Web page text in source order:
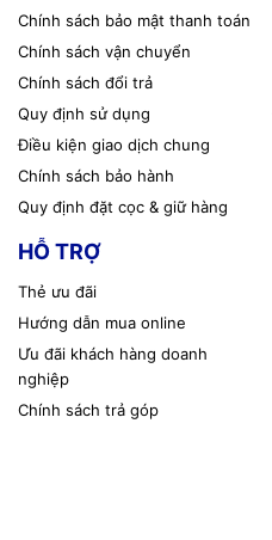
Chính sách bảo mật thanh toán
Chính sách vận chuyển
Chính sách đổi trả
Quy định sử dụng
Điều kiện giao dịch chung
Chính sách bảo hành
Quy định đặt cọc & giữ hàng
HỖ TRỢ
Thẻ ưu đãi
Hướng dẫn mua online
Ưu đãi khách hàng doanh
nghiệp
Chính sách trả góp